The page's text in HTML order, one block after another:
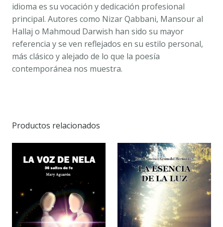
idioma es su vocación y dedicación profesional
principal. Autores como Nizar Qabbani, Mansour al
Hallaj o Mahmoud Darwish han sido su mayor
referencia y se ven reflejados en su estilo personal,
más clásico y alejado de lo que la poesía
contemporánea nos muestra.
Productos relacionados